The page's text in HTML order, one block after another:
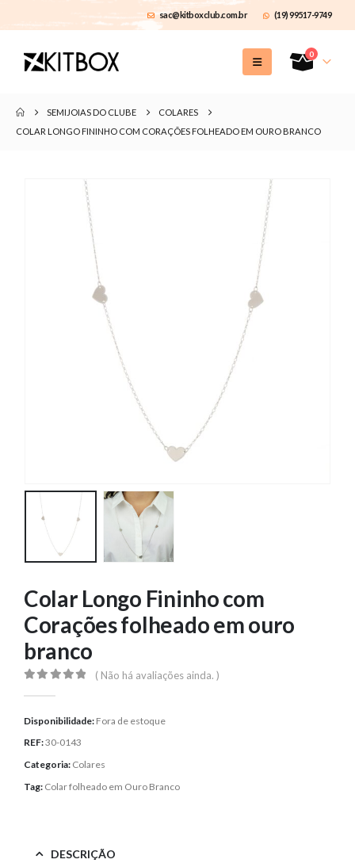
sac@kitboxclub.com.br (19) 99517-9749
0
SEMIJOIAS DO CLUBE
COLARES
COLAR LONGO FININHO COM CORAÇÕES FOLHEADO EM OURO BRANCO
Colar Longo Fininho com
Corações folheado em ouro
branco
( Não há avaliações ainda. )
Disponibilidade: Fora de estoque
REF:30-0143
Categoria: Colares
Tag: Colar folheado em Ouro Branco
DESCRIÇÃO